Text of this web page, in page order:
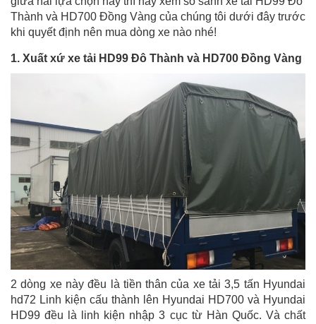
Thành và HD700 Đồng Vàng của chúng tôi dưới đây trước
khi quyết định nên mua dòng xe nào nhé!
1. Xuất xứ xe tải HD99 Đô Thành và HD700 Đồng Vàng
2 dòng xe này đều là tiền thân của xe tải 3,5 tấn Hyundai
hd72 Linh kiện cấu thành lên Hyundai HD700 và Hyundai
HD99 đều là linh kiện nhập 3 cục từ Hàn Quốc. Và chất